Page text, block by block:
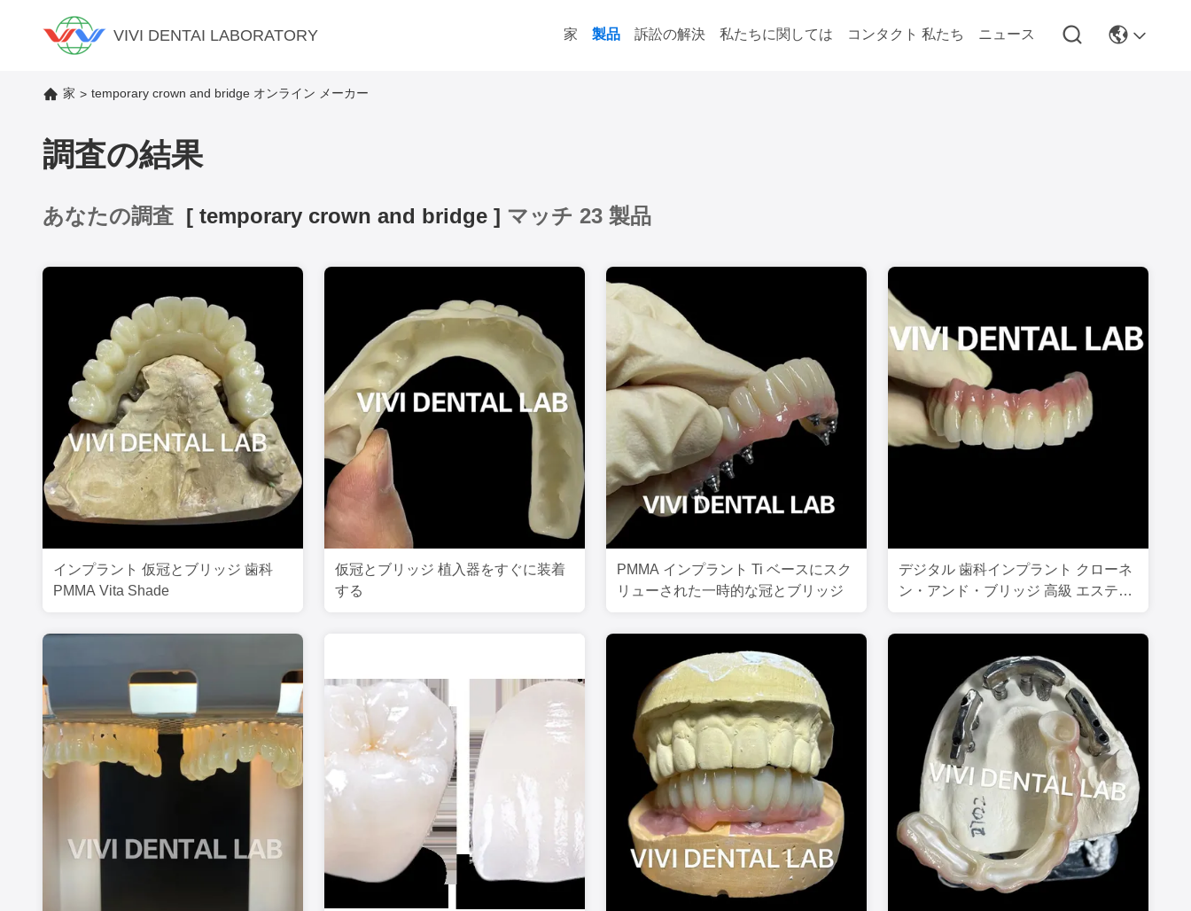
VIVI DENTAI LABORATORY 家 製品 訴訟の解決 私たちに関しては コンタクト 私たち ニュース
家 > temporary crown and bridge オンライン メーカー
調査の結果
あなたの調査 [ temporary crown and bridge ] マッチ 23 製品
インプラント 仮冠とブリッジ 歯科
PMMA Vita Shade
仮冠とブリッジ 植入器をすぐに装着
する
PMMA インプラント Ti ベースにスク
リューされた一時的な冠とブリッジ
デジタル 歯科インプラント クローネ
ン・アンド・ブリッジ 高級 エステテ